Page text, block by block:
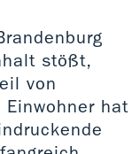
stößt,
von
hat